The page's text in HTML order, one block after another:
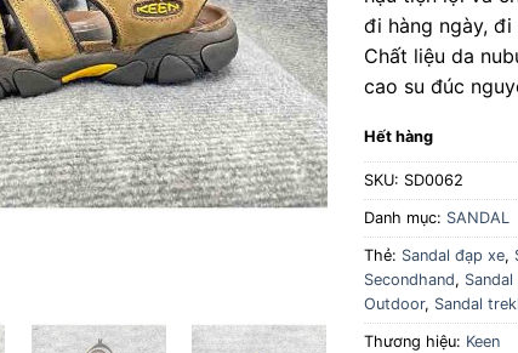
đi hàng ngày,
Chất liệu da
cao su đúc
Hết hàng
SKU: SD0062
Danh mục: SANDAL
Thẻ: Sandal đạp xe,
Secondhand,
Outdoor, Sandal
Thương hiệu: Keen